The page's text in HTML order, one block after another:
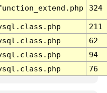
324
211
62
94
76